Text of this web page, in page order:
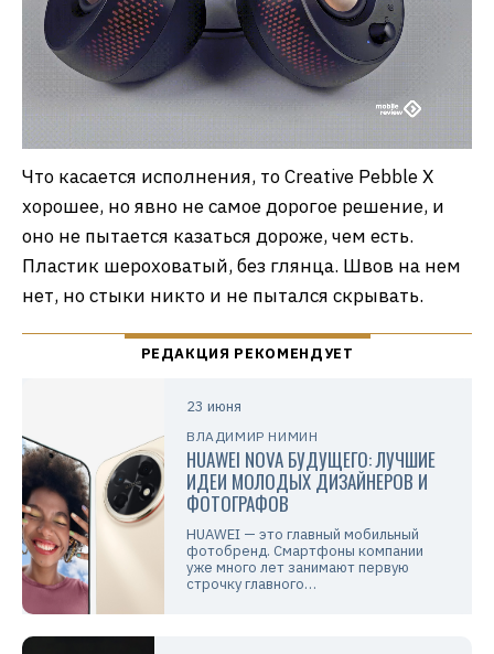
Что касается исполнения, то Creative Pebble X
хорошее, но явно не самое дорогое решение, и
оно не пытается казаться дороже, чем есть.
Пластик шероховатый, без глянца. Швов на нем
нет, но стыки никто и не пытался скрывать.
23 июня
ВЛАДИМИР НИМИН
HUAWEI NOVA БУДУЩЕГО: ЛУЧШИЕ
ИДЕИ МОЛОДЫХ ДИЗАЙНЕРОВ И
ФОТОГРАФОВ
HUAWEI — это главный мобильный
фотобренд. Смартфоны компании
уже много лет занимают первую
строчку главного…